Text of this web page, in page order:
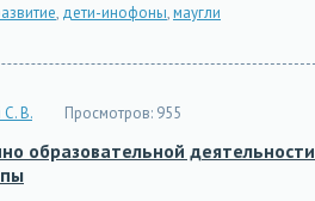
, дети-инофоны,маугли
В. Просмотров: 955
образовательной